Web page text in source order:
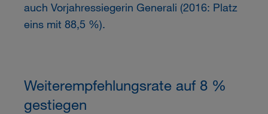
auch Vorjahressiegerin Generali (2016: Platz
eins mit 88,5 %).
Weiterempfehlungsrate auf 8 %
gestiegen